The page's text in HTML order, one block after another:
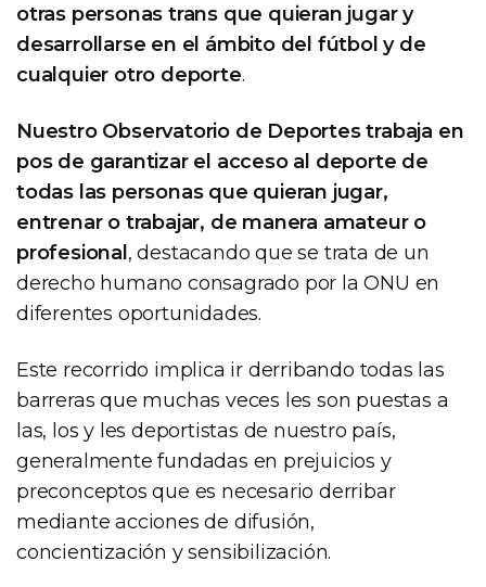
otras personas trans que quieran jugar y
desarrollarse en el ámbito del fútbol y de
cualquier otro deporte.
Nuestro Observatorio de Deportes trabaja en
pos de garantizar el acceso al deporte de
todas las personas que quieran jugar,
entrenar o trabajar, de manera amateur o
profesional , destacando que se trata de un
derecho humano consagrado por la ONU en
diferentes oportunidades.
Este recorrido implica ir derribando todas las
barreras que muchas veces les son puestas a
las, los y les deportistas de nuestro país,
generalmente fundadas en prejuicios y
preconceptos que es necesario derribar
mediante acciones de difusión,
concientización y sensibilización.